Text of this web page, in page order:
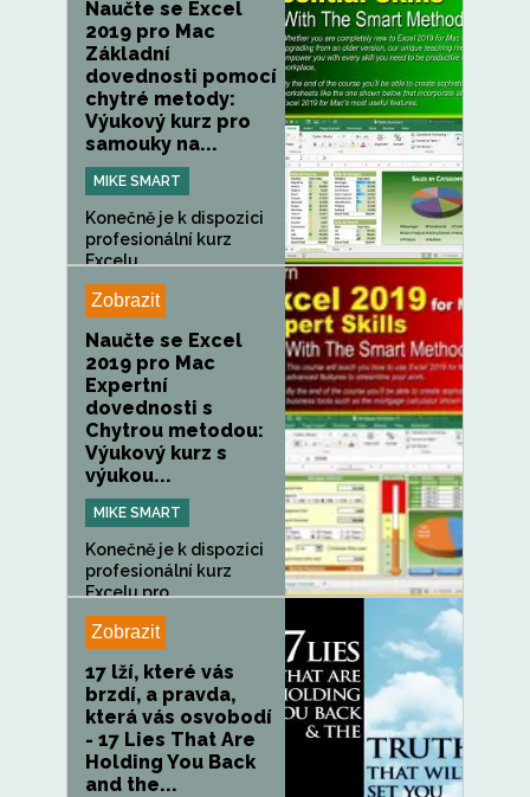
Naučte se Excel
2019 pro Mac
Základní
dovednosti pomocí
chytré metody:
Výukový kurz pro
samouky na...
MIKE SMART
Konečně je k dispozici
profesionální kurz
Excelu...
Zobrazit
Naučte se Excel
2019 pro Mac
Expertní
dovednosti s
Chytrou metodou:
Výukový kurz s
výukou...
MIKE SMART
Konečně je k dispozici
profesionální kurz
Excelu pro...
Zobrazit
17 lží, které vás
brzdí, a pravda,
která vás osvobodí
- 17 Lies That Are
Holding You Back
and the...